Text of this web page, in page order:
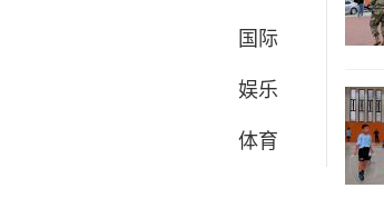
国际
娱乐
体育